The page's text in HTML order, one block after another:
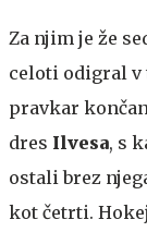
Za njim je že
celoti odigral
pravkar
dres Ilvesa, s
ostali brez
kot četrti.